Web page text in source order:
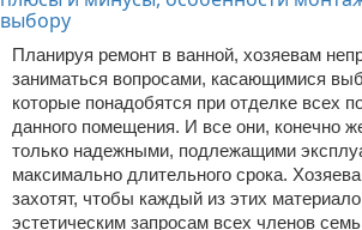
Планируя ремонт в ванной, хозяевам
заниматься вопросами, касающимися
которые понадобятся при отделке всех
данного помещения. И все они, конечно
только надежными, подлежащими
максимально длительного срока.
захотят, чтобы каждый из этих
эстетическим запросам всех членов